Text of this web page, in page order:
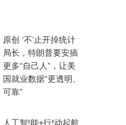
原创 ‘不’止开掉统计
局长，特朗普要安插
更多“自己人”，让美
国就业数据“更透明、
可靠”
人工智!能+行!动起航